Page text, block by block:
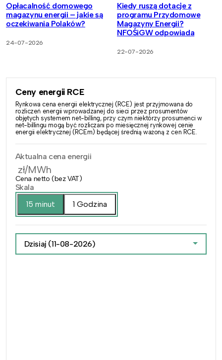
Opłacalność domowego
magazynu energii – jakie są
oczekiwania Polaków?
24-07-2026
Kiedy ruszą dotacje z
programu Przydomowe
Magazyny Energii?
NFOŚiGW odpowiada
22-07-2026
Ceny energii RCE
Rynkowa cena energii elektrycznej (RCE) jest przyjmowana do
rozliczeń energii wprowadzanej do sieci przez prosumentów
objętych systemem net-billing, przy czym niektórzy prosumenci w
net-billingu mogą być rozliczani po miesięcznej rynkowej cenie
energii elektrycznej (RCEm) będącej średnią ważoną z cen RCE.
Aktualna cena energii
zł/MWh
Cena netto (bez VAT)
Skala
15 minut
1 Godzina
Dzisiaj (11-08-2026)